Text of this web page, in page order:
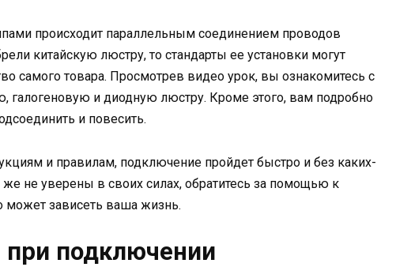
происходит параллельным соединением проводов
китайскую люстру, то стандарты ее установки могут
самого товара. Просмотрев видео урок, вы ознакомитесь с
галогеновую и диодную люстру. Кроме этого, вам подробно
и повесить.
и правилам, подключение пройдет быстро и без каких-
не уверены в своих силах, обратитесь за помощью к
может зависеть ваша жизнь.
подключении